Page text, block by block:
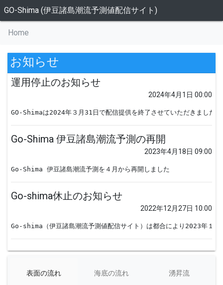
GO-Shima (伊豆諸島潮流予測値配信サイト)
Home
お知らせ
運用停止のお知らせ
2024年4月1日 00:00
GO-Shimaは2024年３月31日で配信提供を終了させていただきました
Go-Shima 伊豆諸島潮流予測の再開
2023年4月18日 09:00
Go-Shima 伊豆諸島潮流予測を４月から再開しました
Go-shima休止のお知らせ
2022年12月27日 10:00
Go-shima（伊豆諸島潮流予測値配信サイト）は都合により2023年１月
表面の流れ 海底の流れ 湧昇流